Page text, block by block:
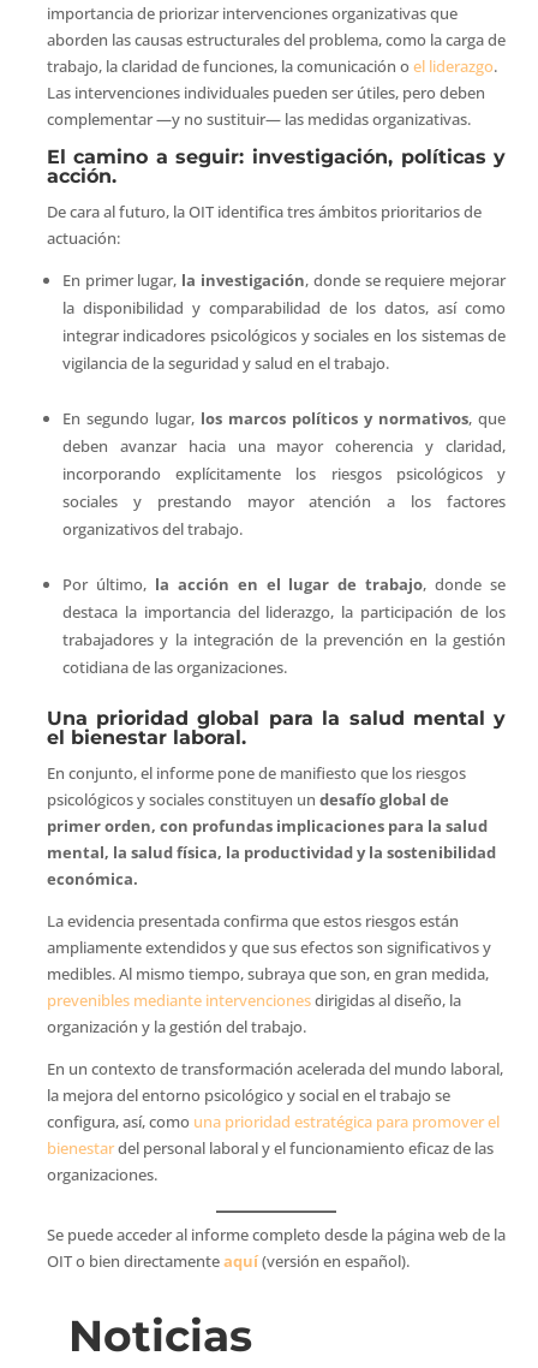
importancia de priorizar intervenciones organizativas que
aborden las causas estructurales del problema, como la carga de
trabajo, la claridad de funciones, la comunicación oel liderazgo.
Las intervenciones individuales pueden ser útiles, pero deben
complementar —y no sustituir— las medidas organizativas.
El camino a seguir: investigación, políticas y
acción.
De cara al futuro, la OIT identifica tres ámbitos prioritarios de
actuación:
En primer lugar, la investigación, donde se requiere mejorar
la disponibilidad y comparabilidad de los datos, así como
integrar indicadores psicológicos y sociales en los sistemas de
vigilancia de la seguridad y salud en el trabajo.
En segundo lugar, los marcos políticos y normativos, que
deben avanzar hacia una mayor coherencia y claridad,
incorporando explícitamente los riesgos psicológicos y
sociales y prestando mayor atención a los factores
organizativos del trabajo.
Por último, la acción en el lugar de trabajo, donde se
destaca la importancia del liderazgo, la participación de los
trabajadores y la integración de la prevención en la gestión
cotidiana de las organizaciones.
Una prioridad global para la salud mental y
el bienestar laboral.
En conjunto, el informe pone de manifiesto que los riesgos
psicológicos y sociales constituyen un desafío global de
primer orden, con profundas implicaciones para la salud
mental, la salud física, la productividad y la sostenibilidad
económica.
La evidencia presentada confirma que estos riesgos están
ampliamente extendidos y que sus efectos son significativos y
medibles. Al mismo tiempo, subraya que son, en gran medida,
prevenibles mediante intervencionesdirigidas al diseño, la
organización y la gestión del trabajo.
En un contexto de transformación acelerada del mundo laboral,
la mejora del entorno psicológico y social en el trabajo se
configura, así, como una prioridad estratégica para promover el
bienestardel personal laboral y el funcionamiento eficaz de las
organizaciones.
Se puede acceder al informe completo desde la página web de la
OIT o bien directamenteaquí(versión en español).
Noticias